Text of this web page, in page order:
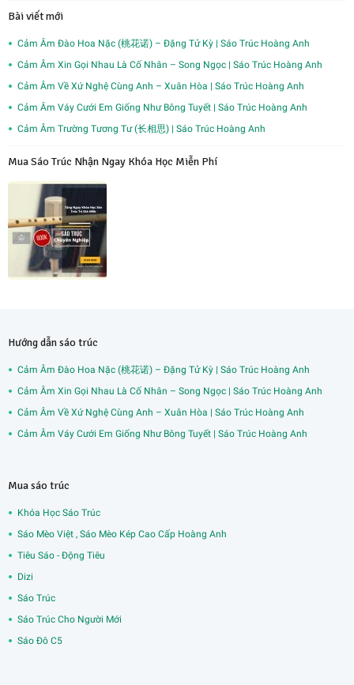
Bài viết mới
Cảm Âm Đào Hoa Nặc (桃花诺) – Đặng Tử Kỳ | Sáo Trúc Hoàng Anh
Cảm Âm Xin Gọi Nhau Là Cố Nhân – Song Ngọc | Sáo Trúc Hoàng Anh
Cảm Âm Về Xứ Nghệ Cùng Anh – Xuân Hòa | Sáo Trúc Hoàng Anh
Cảm Âm Váy Cưới Em Giống Như Bông Tuyết | Sáo Trúc Hoàng Anh
Cảm Âm Trường Tương Tư (长相思) | Sáo Trúc Hoàng Anh
Mua Sáo Trúc Nhận Ngay Khóa Học Miễn Phí
Hướng dẫn sáo trúc
Cảm Âm Đào Hoa Nặc (桃花诺) – Đặng Tử Kỳ | Sáo Trúc Hoàng Anh
Cảm Âm Xin Gọi Nhau Là Cố Nhân – Song Ngọc | Sáo Trúc Hoàng Anh
Cảm Âm Về Xứ Nghệ Cùng Anh – Xuân Hòa | Sáo Trúc Hoàng Anh
Cảm Âm Váy Cưới Em Giống Như Bông Tuyết | Sáo Trúc Hoàng Anh
Mua sáo trúc
Khóa Học Sáo Trúc
Sáo Mèo Việt , Sáo Mèo Kép Cao Cấp Hoàng Anh
Tiêu Sáo - Động Tiêu
Dizi
Sáo Trúc
Sáo Trúc Cho Người Mới
Sáo Đô C5